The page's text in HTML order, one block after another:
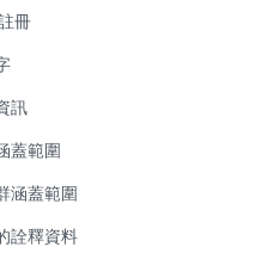
冊
訊
蓋範圍
涵蓋範圍
詮釋資料